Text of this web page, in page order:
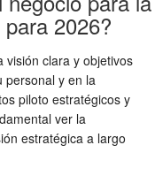
2026?
visión clara y objetivos
personal y en la
piloto estratégicos y
ver la
estratégica a largo